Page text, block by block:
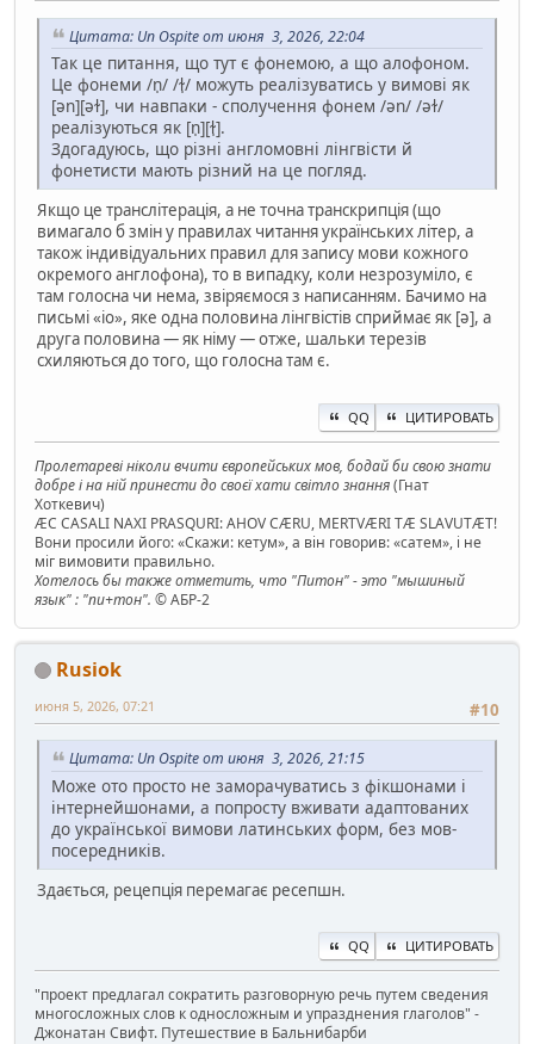
Цитата: Un Ospite от июня 3, 2026, 22:04
Так це питання, що тут є фонемою, а що алофоном.
Це фонеми /n̩/ /ɫ̩/ можуть реалізуватись у вимові як
[ən][əɫ], чи навпаки - сполучення фонем /ən/ /əɫ/
реалізуються як [n̩][ɫ̩].
Здогадуюсь, що різні англомовні лінгвісти й
фонетисти мають різний на це погляд.
Якщо це транслітерація, а не точна транскрипція (що
вимагало б змін у правилах читання українських літер, а
також індивідуальних правил для запису мови кожного
окремого англофона), то в випадку, коли незрозуміло, є
там голосна чи нема, звіряємося з написанням. Бачимо на
письмі «io», яке одна половина лінгвістів сприймає як [ə], а
друга половина — як німу — отже, шальки терезів
схиляються до того, що голосна там є.
QQ ЦИТИРОВАТЬ
Пролетареві ніколи вчити європейських мов, бодай би свою знати
добре і на ній принести до своєї хати світло знання(Гнат
Хоткевич)
ÆC CASALI NAXI PRASQURI: AHOV CÆRU, MERTVÆRI TÆ SLAVUTÆT!
Вони просили його: «Скажи: кетум», а він говорив: «сатем», і не
міг вимовити правильно.
Хотелось бы также отметить, что "Питон" - это "мышиный
язык" : "пи+тон". © АБР-2
Rusiok
#10
июня 5, 2026, 07:21
Цитата: Un Ospite от июня 3, 2026, 21:15
Може ото просто не заморачуватись з фікшонами і
інтернейшонами, а попросту вживати адаптованих
до української вимови латинських форм, без мов-
посередників.
Здається, рецепція перемагає ресепшн.
QQ ЦИТИРОВАТЬ
"проект предлагал сократить разговорную речь путем сведения
многосложных слов к односложным и упразднения глаголов" -
Джонатан Свифт. Путешествие в Бальнибарби